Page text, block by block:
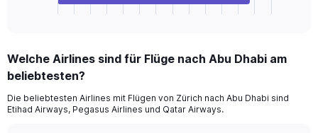
Range:
3
The
chart
Welche Airlines sind für Flüge nach Abu Dhabi am
beliebtesten?
Die beliebtesten Airlines mit Flügen von Zürich nach Abu Dhabi sind
Etihad Airways, Pegasus Airlines und Qatar Airways.